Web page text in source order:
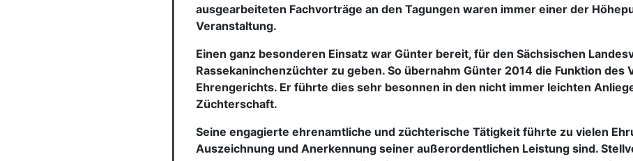
ausgearbeiteten Fachvorträge an den Tagungen waren immer einer der
Veranstaltung.
Einen ganz besonderen Einsatz war Günter bereit, für den Sächsischen
Rassekaninchenzüchter zu geben. So übernahm Günter 2014 die Funktion des
Ehrengerichts. Er führte dies sehr besonnen in den nicht immer leichten
Züchterschaft.
Seine engagierte ehrenamtliche und züchterische Tätigkeit führte zu vielen
Auszeichnung und Anerkennung seiner außerordentlichen Leistung sind.